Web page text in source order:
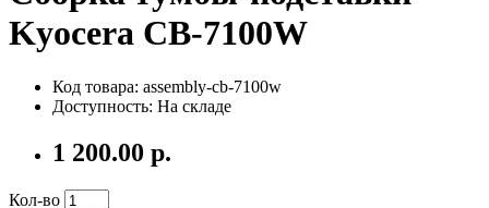
Kyocera CB-7100W
Код товара: assembly-cb-7100w
Доступность: На складе
1 200.00 р.
Кол-во